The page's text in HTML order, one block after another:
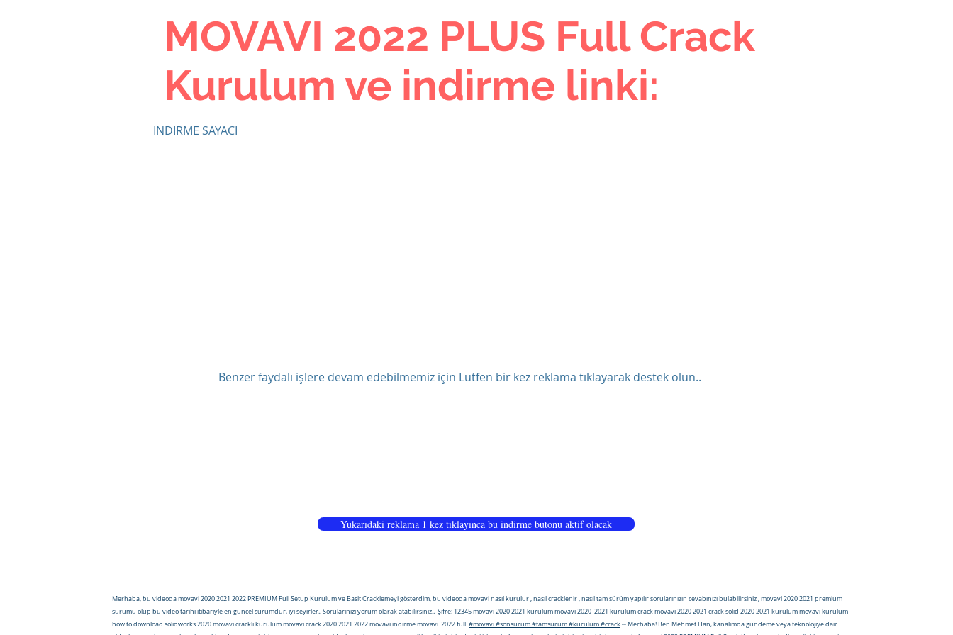
MOVAVI 2022 PLUS Full Crack
Kurulum ve indirme linki:
INDIRME SAYACI
Benzer faydalı işlere devam edebilmemiz için Lütfen bir kez reklama tıklayarak destek olun..
Yukarıdaki reklama 1 kez tıklayınca bu indirme butonu aktif olacak
Merhaba, bu videoda movavi 2020 2021 2022 PREMIUM Full Setup Kurulum ve Basit Cracklemeyi gösterdim, bu videoda movavi nasıl kurulur , nasıl cracklenir , nasıl tam sürüm yapılır sorularınızın cevabınızı bulabilirsiniz , movavi 2020 2021 premium
sürümü olup bu video tarihi itibariyle en güncel sürümdür, iyi seyirler.. Sorularınızı yorum olarak atabilirsiniz.. Şifre: 12345 movavi 2020 2021 kurulum movavi 2020 2021 kurulum crack movavi 2020 2021 crack solid 2020 2021 kurulum movavi kurulum
how to download solidworks 2020 movavi crackli kurulum movavi crack 2020 2021 2022 movavi indirme movavi 2022 full #movavi#sonsürüm#tamsürüm#kurulum#crack-- Merhaba! Ben Mehmet Han, kanalımda gündeme veya teknolojiye dair